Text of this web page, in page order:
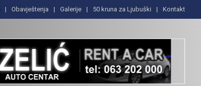
Obavještenja Galerije 50 kruna za Ljubuški Kontakt